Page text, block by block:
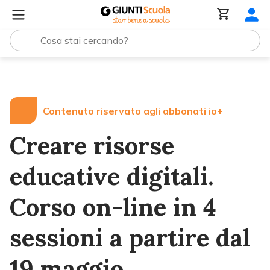
Contenuto riservato agli abbonati io+
Creare risorse
educative digitali.
Corso on-line in 4
sessioni a partire dal